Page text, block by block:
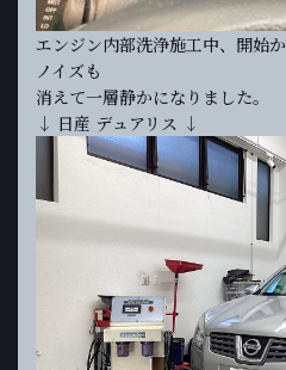
エンジン内部洗浄施工中、開始
ノイズも
消えて一層静かになりました。
↓ 日産 デュアリス ↓